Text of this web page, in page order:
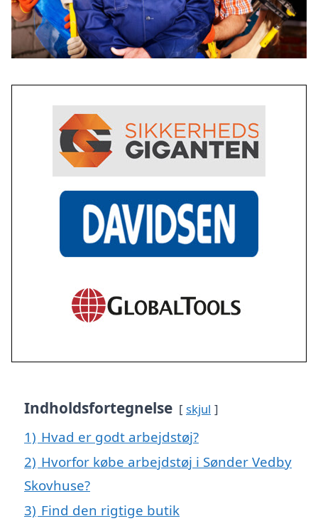
Indholdsfortegnelse skjul
1) Hvad er godt arbejdstøj?
2) Hvorfor købe arbejdstøj i Sønder Vedby
Skovhuse?
3) Find den rigtige butik